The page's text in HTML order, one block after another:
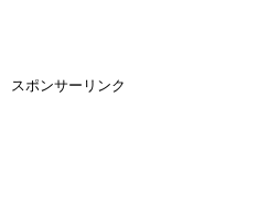
スポンサーリンク